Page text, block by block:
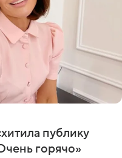
публику
горячо»